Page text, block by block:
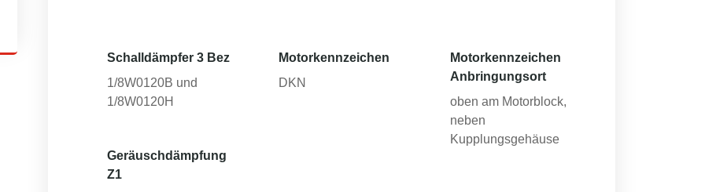
Schalldämpfer 3 Bez
1/8W0120B und
1/8W0120H
Motorkennzeichen
DKN
Motorkennzeichen
Anbringungsort
oben am Motorblock,
neben
Kupplungsgehäuse
Geräuschdämpfung
Z1